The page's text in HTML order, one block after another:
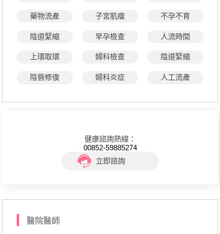
藥物流產 子宮肌瘤 不孕不育
陰道緊縮 早孕檢查 人流時間
上環取環 婦科檢查 陰道緊縮
陰唇修復 婦科炎症 人工流產
健康諮詢熱線：
00852-59885274
立即諮詢
醫院醫師